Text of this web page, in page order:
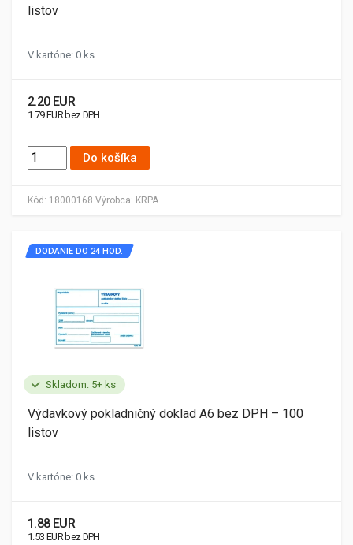
Kód: 18000168 Výrobca: KRPA
listov
V kartóne: 0 ks
2.20 EUR
1.79 EUR bez DPH
Do košíka
Skladom: 5+ ks
DODANIE DO 24 HOD.
Výdavkový pokladničný doklad A6 bez DPH – 100
listov
V kartóne: 0 ks
1.88 EUR
1.53 EUR bez DPH